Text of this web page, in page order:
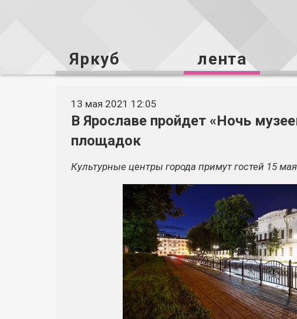
Яркуб лента
13 мая 2021 12:05
В Ярославе пройдет «Ночь
площадок
Культурные центры города примут гостей 15